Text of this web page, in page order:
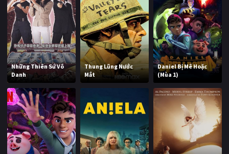
Những Thiên Sứ Vô
Danh
Thung Lũng Nước
Mắt
Daniel Bị Mê Hoặc
(Mùa 1)